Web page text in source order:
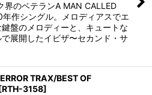
界のベテランA MAN CALLED
作シングル。メロディアスでエ
盤のメロディーと、キュートな
展開したイビザ〜セカンド・サ
TRAX/BEST OF
RTH-3158]